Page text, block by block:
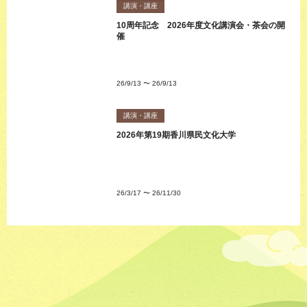
講演・講座
10周年記念 2026年度文化講演会・茶会の開
催
26/9/13 〜 26/9/13
講演・講座
2026年第19期香川県民文化大学
26/3/17 〜 26/11/30